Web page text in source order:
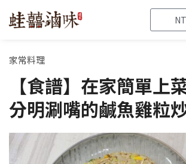
家常料理
【食譜】在家簡單上
分明涮嘴的鹹魚雞粒